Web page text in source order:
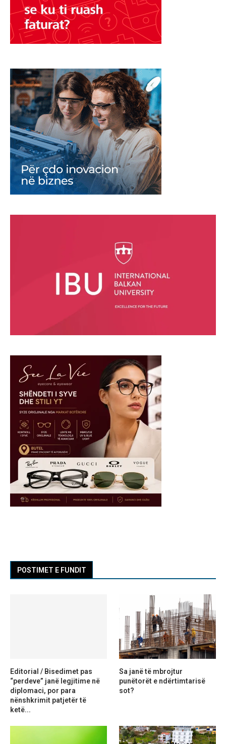
POSTIMET E FUNDIT
Editorial / Bisedimet pas
“perdeve” janë legjitime në
diplomaci, por para
nënshkrimit patjetër të
ketë...
Sa janë të mbrojtur
punëtorët e ndërtimtarisë
sot?